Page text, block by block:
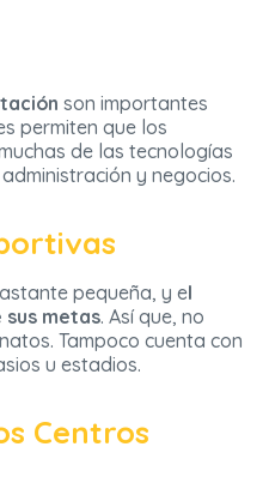
son importantes
permiten que los
de las tecnologías
y negocios.
pequeña, y el
metas. Así que, no
Tampoco cuenta con
u estadios.
Centros